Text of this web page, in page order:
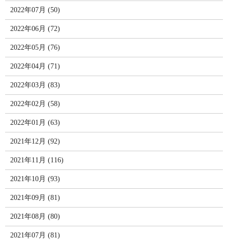
2022年07月 (50)
2022年06月 (72)
2022年05月 (76)
2022年04月 (71)
2022年03月 (83)
2022年02月 (58)
2022年01月 (63)
2021年12月 (92)
2021年11月 (116)
2021年10月 (93)
2021年09月 (81)
2021年08月 (80)
2021年07月 (81)